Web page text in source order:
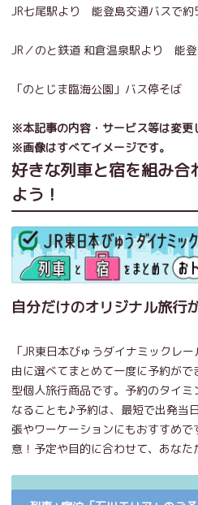
JR七尾駅より 能登島交通バスで約
JR／のと鉄道 和倉温泉駅より 能
「のとじま臨海公園」バス停そば
※本記事の内容・サービス等は変更
※画像はすべてイメージです。
好きな列車と宿を組み合
よう！
自分だけのオリジナル旅行
「JR東日本びゅうダイナミックレ
由に選べてまとめて一度に予約が
型個人旅行商品です。予約のタイ
なることも♪予約は、最短で出発当
張やワーケーションにもおすすめ
意！予定や目的に合わせて、あなた